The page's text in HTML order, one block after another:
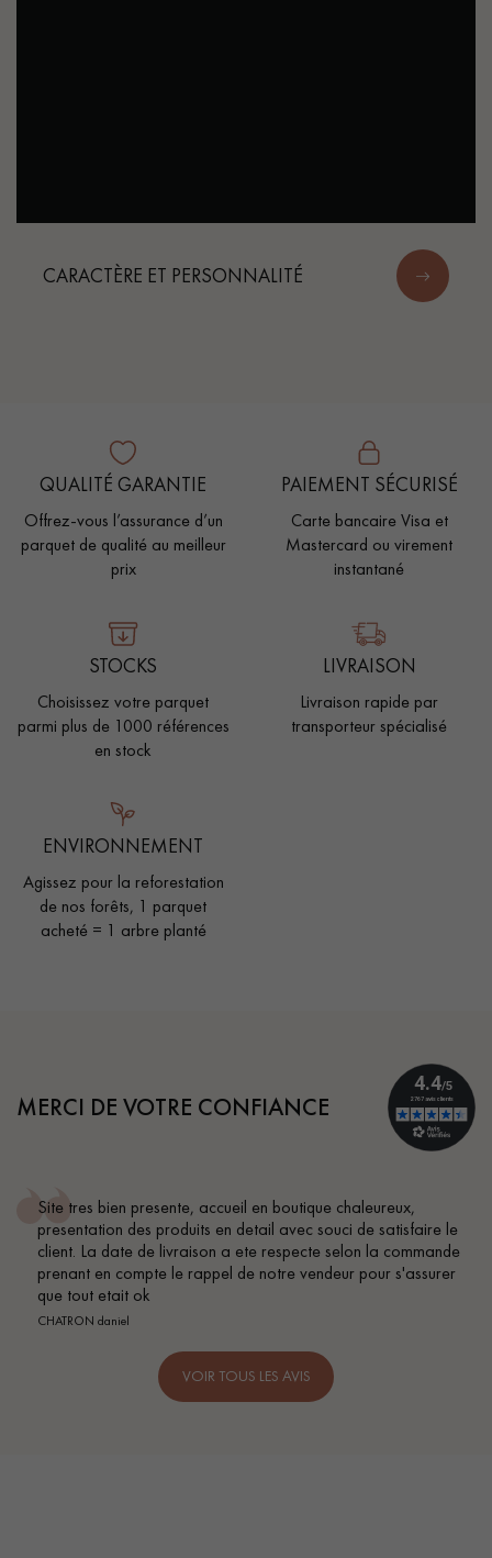
CARACTÈRE ET PERSONNALITÉ
QUALITÉ GARANTIE
Offrez-vous l’assurance d’un
parquet de qualité au meilleur
prix
PAIEMENT SÉCURISÉ
Carte bancaire Visa et
Mastercard ou virement
instantané
STOCKS
Choisissez votre parquet
parmi plus de 1000 références
en stock
LIVRAISON
Livraison rapide par
transporteur spécialisé
ENVIRONNEMENT
Agissez pour la reforestation
de nos forêts, 1 parquet
acheté = 1 arbre planté
MERCI DE VOTRE CONFIANCE
Site tres bien presente, accueil en boutique chaleureux,
presentation des produits en detail avec souci de satisfaire le
client. La date de livraison a ete respecte selon la commande
prenant en compte le rappel de notre vendeur pour s'assurer
que tout etait ok
CHATRON daniel
VOIR TOUS LES AVIS